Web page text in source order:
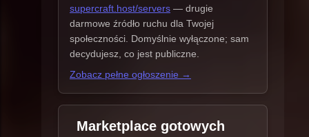
supercraft.host/servers — drugie
darmowe źródło ruchu dla Twojej
społeczności. Domyślnie wyłączone; sam
decydujesz, co jest publiczne.
Zobacz pełne ogłoszenie →
Marketplace gotowych